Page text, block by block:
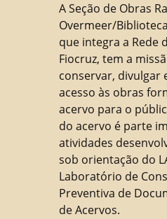
A Seção de Obras
Overmeer/
que integra a Rede
Fiocruz, tem a
conservar, divulgar
acesso às obras
acervo para o
do acervo é parte
atividades
sob orientação do
Laboratório de
Preventiva de
de Acervos.